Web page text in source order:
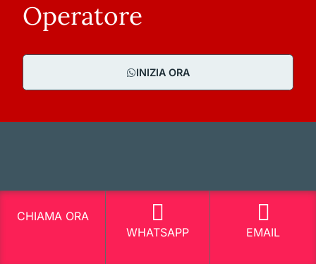
Operatore
INIZIA ORA
CHIAMA ORA
WHATSAPP
EMAIL